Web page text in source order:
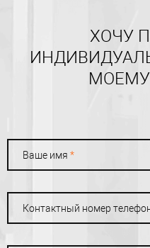
ХОЧУ
Ваше имя *
Контактный номер